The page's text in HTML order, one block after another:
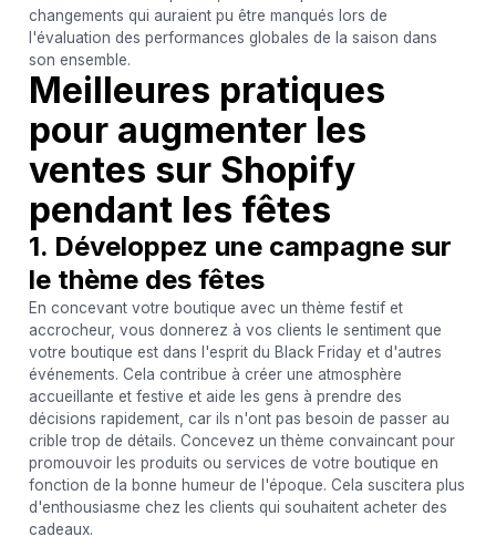
changements qui auraient pu être manqués lors de
l'évaluation des performances globales de la saison dans
son ensemble.
Meilleures pratiques
pour augmenter les
ventes sur Shopify
pendant les fêtes
1. Développez une campagne sur
le thème des fêtes
En concevant votre boutique avec un thème festif et
accrocheur, vous donnerez à vos clients le sentiment que
votre boutique est dans l'esprit du Black Friday et d'autres
événements. Cela contribue à créer une atmosphère
accueillante et festive et aide les gens à prendre des
décisions rapidement, car ils n'ont pas besoin de passer au
crible trop de détails. Concevez un thème convaincant pour
promouvoir les produits ou services de votre boutique en
fonction de la bonne humeur de l'époque. Cela suscitera plus
d'enthousiasme chez les clients qui souhaitent acheter des
cadeaux.